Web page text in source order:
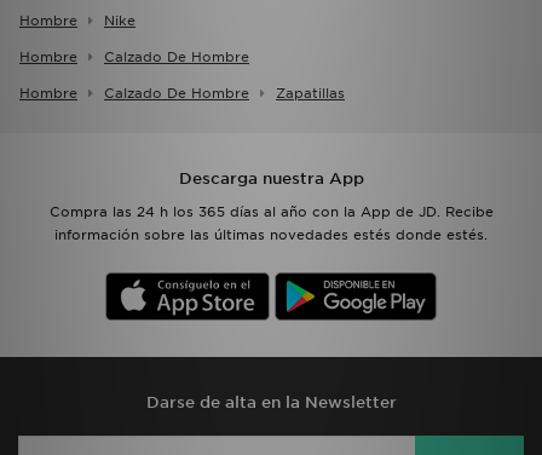
Hombre Nike
Hombre Calzado De Hombre
Hombre Calzado De Hombre Zapatillas
Descarga nuestra App
Compra las 24 h los 365 días al año con la App de JD. Recibe
información sobre las últimas novedades estés donde estés.
Darse de alta en la Newsletter